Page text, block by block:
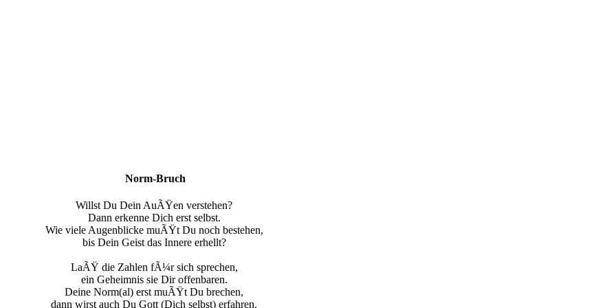
Norm-Bruch
Willst Du Dein AuÃŸen verstehen?
Dann erkenne Dich erst selbst.
Wie viele Augenblicke muÃŸt Du noch bestehen,
bis Dein Geist das Innere erhellt?
LaÃŸ die Zahlen fÃ¼r sich sprechen,
ein Geheimnis sie Dir offenbaren.
Deine Norm(al) erst muÃŸt Du brechen,
dann wirst auch Du Gott (Dich selbst) erfahren.